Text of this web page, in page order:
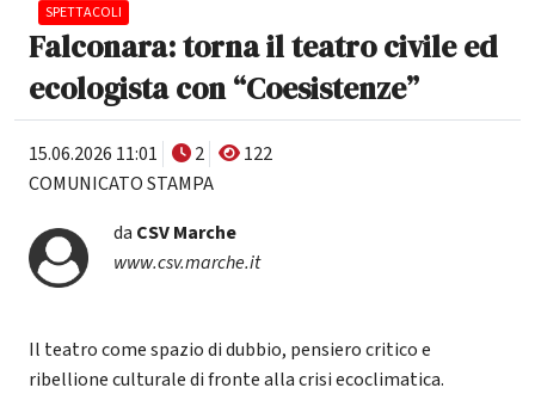
SPETTACOLI
Falconara: torna il teatro civile ed
ecologista con “Coesistenze”
15.06.2026 11:01 2
122
COMUNICATO STAMPA
da CSV Marche
www.csv.marche.it
Il teatro come spazio di dubbio, pensiero critico e
ribellione culturale di fronte alla crisi ecoclimatica.